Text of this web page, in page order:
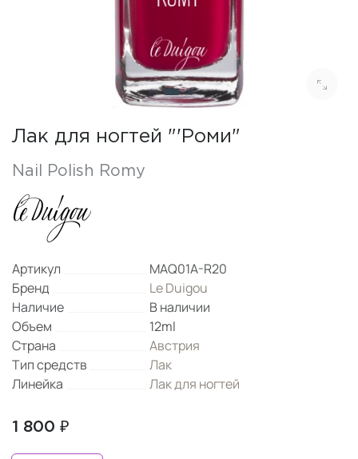
Лак для ногтей "'Роми"
Nail Polish Romy
Артикул
MAQ01A-R20
Бренд
Le Duigou
Наличие
В наличии
Объем
12ml
Страна
Австрия
Тип средств
Лак
Линейка
Лак для ногтей
1 800 ₽